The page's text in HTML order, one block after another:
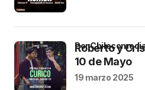
Roberto y
10 de Mayo
por
19 marzo 2025